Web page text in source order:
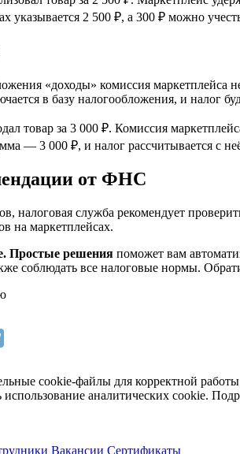
указывается 2 500 ₽, а 300 ₽ можно
«доходы» комиссия маркетплейса
в базу налогообложения, и налог
товар за 3 000 ₽. Комиссия
— 3 000 ₽, и налог рассчитывается с
от ФНС
налоговая служба рекомендует
на маркетплейсах.
Простые решения поможет вам
соблюдать все налоговые нормы.
cookie-файлы для корректной
использование аналитических cookie.
Вакансии Сертификаты